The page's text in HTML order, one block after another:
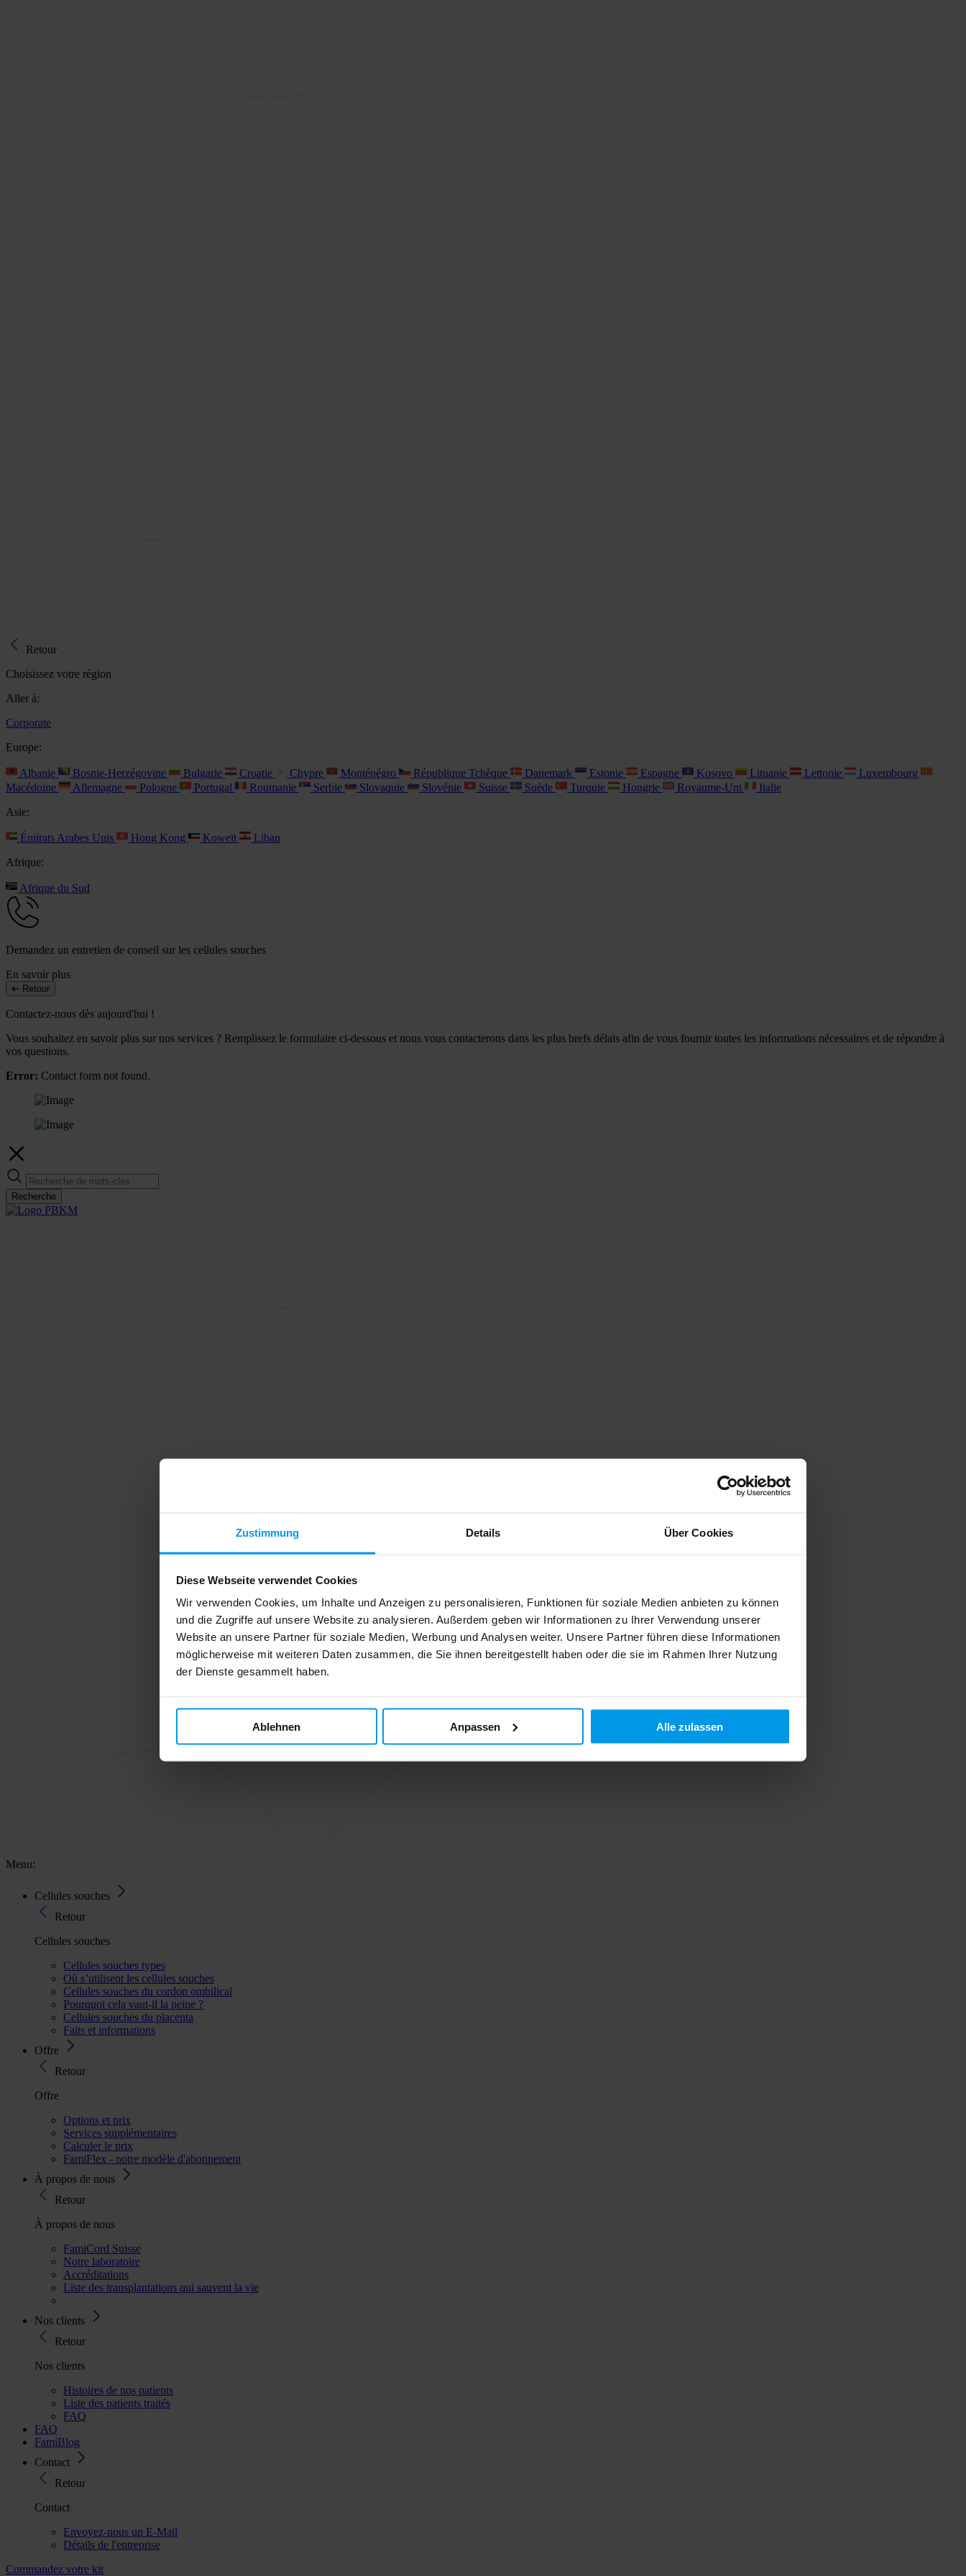
Zustimmung Details Über Cookies
Diese Webseite verwendet Cookies
Wir verwenden Cookies, um Inhalte und Anzeigen zu personalisieren, Funktionen für soziale Medien anbieten zu können
und die Zugriffe auf unsere Website zu analysieren. Außerdem geben wir Informationen zu Ihrer Verwendung unserer
Website an unsere Partner für soziale Medien, Werbung und Analysen weiter. Unsere Partner führen diese Informationen
möglicherweise mit weiteren Daten zusammen, die Sie ihnen bereitgestellt haben oder die sie im Rahmen Ihrer Nutzung
der Dienste gesammelt haben.
Ablehnen Anpassen Alle zulassen
Retour
Choisissez votre région
Aller à:
Corporate
Europe:
Albanie Bosnie-Herzégovine Bulgarie Croatie Chypre Monténégro République Tchèque Danemark Estonie Espagne Kosovo Lituanie Lettonie
Luxembourg
Macédoine
Allemagne Pologne Portugal Roumanie Serbie Slovaquie Slovénie Suisse Suède Turquie Hongrie Royaume-Uni
Italie
Asie:
Émirats Arabes Unis Hong Kong Koweït
Liban
Afrique:
Afrique du Sud
Demandez un entretien de conseil sur les cellules souches
En savoir plus
Retour
Contactez-nous dès aujourd'hui !
Vous souhaitez en savoir plus sur nos services ? Remplissez le formulaire ci-dessous et nous vous contacterons dans les plus brefs délais afin de vous fournir toutes les informations nécessaires et de répondre à
vos questions.
Error: Contact form not found.
Recherche
Menu:
Cellules souches
Retour
Cellules souches
Cellules souches types
Où s’utilisent les cellules souches
Cellules souches du cordon ombilical
Pourquoi cela vaut-il la peine ?
Cellules souches du placenta
Faits et informations
Offre
Retour
Offre
Options et prix
Services supplémentaires
Calculer le prix
FamiFlex - notre modèle d'abonnement
À propos de nous
Retour
À propos de nous
FamiCord Suisse
Notre laboratoire
Accréditations
Liste des transplantations qui sauvent la vie
Nos clients
Retour
Nos clients
Histoires de nos patients
Liste des patients traités
FAQ
FAQ
FamiBlog
Contact
Retour
Contact
Envoyez-nous un E-Mail
Détails de l'entreprise
Commandez votre kit